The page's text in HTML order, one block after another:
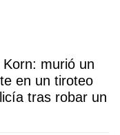
murió un
en un tiroteo
tras robar un